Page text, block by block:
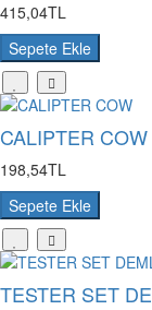
415,04TL
Sepete Ekle
CALIPTER COW
198,54TL
Sepete Ekle
TESTER SET